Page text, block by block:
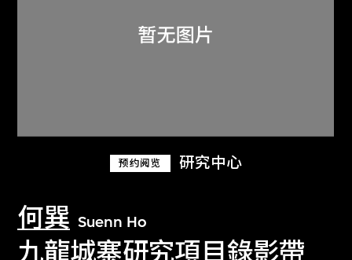
预约阅览 研究中心
何巽 Suenn Ho
九龍城寨研究項目錄影帶
关于M+藏品
探索世界顶级的二十及二十一世纪视觉
文化藏品。